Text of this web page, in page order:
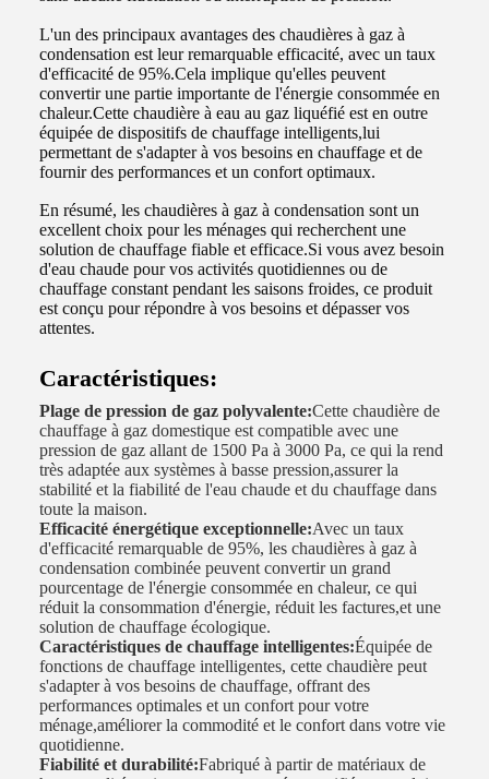
L'un des principaux avantages des chaudières à gaz à
condensation est leur remarquable efficacité, avec un taux
d'efficacité de 95%.Cela implique qu'elles peuvent
convertir une partie importante de l'énergie consommée en
chaleur.Cette chaudière à eau au gaz liquéfié est en outre
équipée de dispositifs de chauffage intelligents,lui
permettant de s'adapter à vos besoins en chauffage et de
fournir des performances et un confort optimaux.
En résumé, les chaudières à gaz à condensation sont un
excellent choix pour les ménages qui recherchent une
solution de chauffage fiable et efficace.Si vous avez besoin
d'eau chaude pour vos activités quotidiennes ou de
chauffage constant pendant les saisons froides, ce produit
est conçu pour répondre à vos besoins et dépasser vos
attentes.
Caractéristiques:
Plage de pression de gaz polyvalente:Cette chaudière de
chauffage à gaz domestique est compatible avec une
pression de gaz allant de 1500 Pa à 3000 Pa, ce qui la rend
très adaptée aux systèmes à basse pression,assurer la
stabilité et la fiabilité de l'eau chaude et du chauffage dans
toute la maison.
Efficacité énergétique exceptionnelle:Avec un taux
d'efficacité remarquable de 95%, les chaudières à gaz à
condensation combinée peuvent convertir un grand
pourcentage de l'énergie consommée en chaleur, ce qui
réduit la consommation d'énergie, réduit les factures,et une
solution de chauffage écologique.
Caractéristiques de chauffage intelligentes:Équipée de
fonctions de chauffage intelligentes, cette chaudière peut
s'adapter à vos besoins de chauffage, offrant des
performances optimales et un confort pour votre
ménage,améliorer la commodité et le confort dans votre vie
quotidienne.
Fiabilité et durabilité:Fabriqué à partir de matériaux de